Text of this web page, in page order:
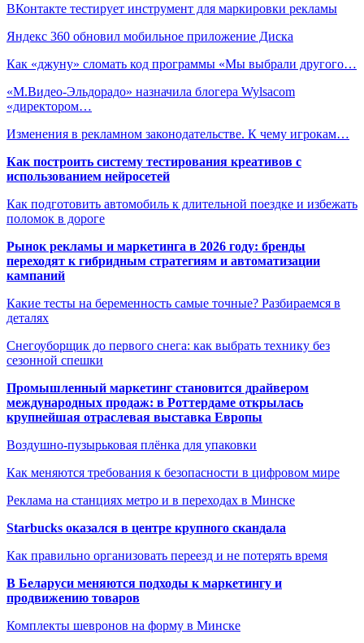
ВКонтакте тестирует инструмент для маркировки рекламы
Яндекс 360 обновил мобильное приложение Диска
Как «джуну» сломать код программы «Мы выбрали другого…
«М.Видео-Эльдорадо» назначила блогера Wylsacom
«директором…
Изменения в рекламном законодательстве. К чему игрокам…
Как построить систему тестирования креативов с
использованием нейросетей
Как подготовить автомобиль к длительной поездке и избежать
поломок в дороге
Рынок рекламы и маркетинга в 2026 году: бренды
переходят к гибридным стратегиям и автоматизации
кампаний
Какие тесты на беременность самые точные? Разбираемся в
деталях
Снегоуборщик до первого снега: как выбрать технику без
сезонной спешки
Промышленный маркетинг становится драйвером
международных продаж: в Роттердаме открылась
крупнейшая отраслевая выставка Европы
Воздушно-пузырьковая плёнка для упаковки
Как меняются требования к безопасности в цифровом мире
Реклама на станциях метро и в переходах в Минске
Starbucks оказался в центре крупного скандала
Как правильно организовать переезд и не потерять время
В Беларуси меняются подходы к маркетингу и
продвижению товаров
Комплекты шевронов на форму в Минске